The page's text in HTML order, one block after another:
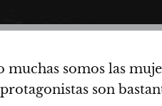
somos las
son